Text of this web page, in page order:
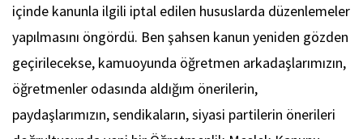
içinde kanunla ilgili iptal edilen hususlarda düzenlemeler
yapılmasını öngördü. Ben şahsen kanun yeniden gözden
geçirilecekse, kamuoyunda öğretmen arkadaşlarımızın,
öğretmenler odasında aldığım önerilerin,
paydaşlarımızın, sendikaların, siyasi partilerin önerileri